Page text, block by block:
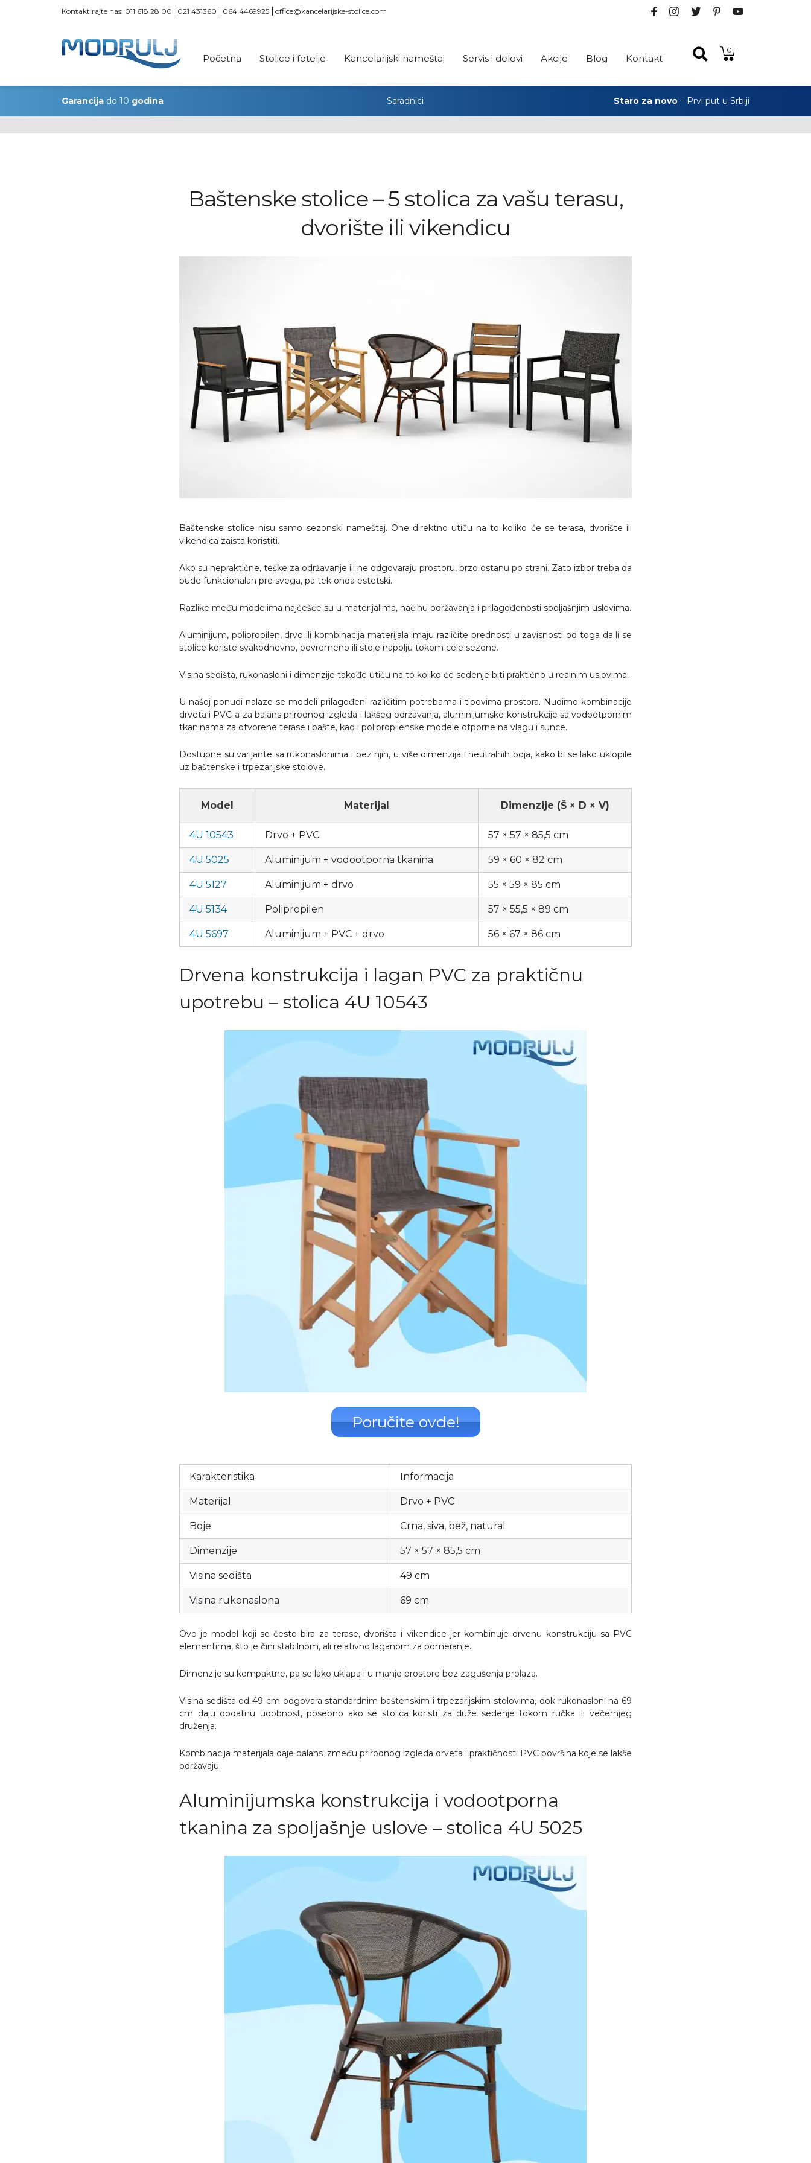
Kontaktirajte nas: 011 618 28 00 021 431360 064 4469925 office@kancelarijske-stolice.com
Početna Stolice i fotelje Kancelarijski nameštaj Servis i delovi Akcije Blog Kontakt
0
Garancija do 10 godina Saradnici Staro za novo– Prvi put u Srbiji
Baštenske stolice – 5 stolica za vašu terasu,
dvorište ili vikendicu
Baštenske stolice nisu samo sezonski nameštaj. One direktno utiču na to koliko će se terasa, dvorište ili
vikendica zaista koristiti.
Ako su nepraktične, teške za održavanje ili ne odgovaraju prostoru, brzo ostanu po strani. Zato izbor treba da
bude funkcionalan pre svega, pa tek onda estetski.
Razlike među modelima najčešće su u materijalima, načinu održavanja i prilagođenosti spoljašnjim uslovima.
Aluminijum, polipropilen, drvo ili kombinacija materijala imaju različite prednosti u zavisnosti od toga da li se
stolice koriste svakodnevno, povremeno ili stoje napolju tokom cele sezone.
Visina sedišta, rukonasloni i dimenzije takođe utiču na to koliko će sedenje biti praktično u realnim uslovima.
U našoj ponudi nalaze se modeli prilagođeni različitim potrebama i tipovima prostora. Nudimo kombinacije
drveta i PVC-a za balans prirodnog izgleda i lakšeg održavanja, aluminijumske konstrukcije sa vodootpornim
tkaninama za otvorene terase i bašte, kao i polipropilenske modele otporne na vlagu i sunce.
Dostupne su varijante sa rukonaslonima i bez njih, u više dimenzija i neutralnih boja, kako bi se lako uklopile
uz baštenske i trpezarijske stolove.
Model Materijal Dimenzije (Š × D × V)
4U 10543 Drvo + PVC 57 × 57 × 85,5 cm
4U 5025 Aluminijum + vodootporna tkanina 59 × 60 × 82 cm
4U 5127 Aluminijum + drvo 55 × 59 × 85 cm
4U 5134 Polipropilen 57 × 55,5 × 89 cm
4U 5697 Aluminijum + PVC + drvo 56 × 67 × 86 cm
Drvena konstrukcija i lagan PVC za praktičnu
upotrebu – stolica 4U 10543
Poručite ovde!
Karakteristika Informacija
Materijal Drvo + PVC
Boje Crna, siva, bež, natural
Dimenzije 57 × 57 × 85,5 cm
Visina sedišta 49 cm
Visina rukonaslona 69 cm
Ovo je model koji se često bira za terase, dvorišta i vikendice jer kombinuje drvenu konstrukciju sa PVC
elementima, što je čini stabilnom, ali relativno laganom za pomeranje.
Dimenzije su kompaktne, pa se lako uklapa i u manje prostore bez zagušenja prolaza.
Visina sedišta od 49 cm odgovara standardnim baštenskim i trpezarijskim stolovima, dok rukonasloni na 69
cm daju dodatnu udobnost, posebno ako se stolica koristi za duže sedenje tokom ručka ili večernjeg
druženja.
Kombinacija materijala daje balans između prirodnog izgleda drveta i praktičnosti PVC površina koje se lakše
održavaju.
Aluminijumska konstrukcija i vodootporna
tkanina za spoljašnje uslove – stolica 4U 5025